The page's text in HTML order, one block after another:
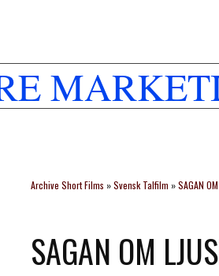
Archive Short Films »Svensk Talfilm »SAGAN
SAGAN OM